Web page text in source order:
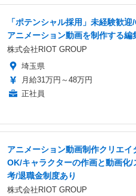
「ポテンシャル採用」未経験歓迎
アニメーション動画を制作する編
株式会社RIOT GROUP
埼玉県
月給31万円～48万円
正社員
アニメーション動画制作クリエイ
OK/キャラクターの作画と動画化/
考/退職金制度あり
株式会社RIOT GROUP